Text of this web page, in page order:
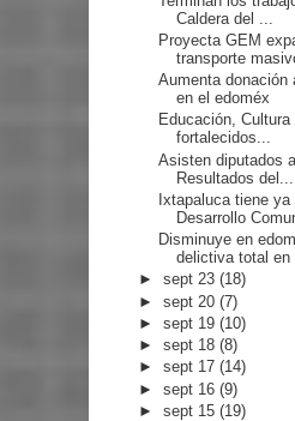
Caldera del ...
Proyecta GEM
transporte
Aumenta donación
en el edoméx
Educación,
fortalecidos...
Asisten diputados
Resultados del...
Ixtapaluca tiene
Desarrollo
Disminuye en
delictiva total en
►sept 23(18)
►sept 20(7)
►sept 19(10)
►sept 18(8)
►sept 17(14)
►sept 16(9)
►sept 15(19)